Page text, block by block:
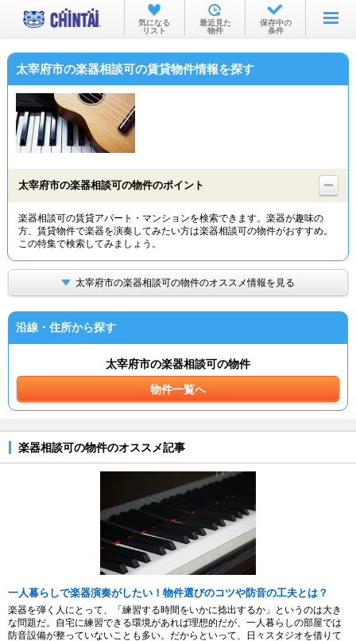
お部屋を探す
沿線・駅から
物件特集から
TOP
気になる
リスト
最近見た
物件
保存中の
条件
太宰府市の楽器相談可の賃貸物件情報を探す
太宰府市の楽器相談可の物件のポイント
楽器相談可の賃貸アパート・マンションを検索できます。楽器が趣味の
方、賃貸物件で楽器を演奏してみたい方は楽器相談可の物件がおすすめ。
この特集で検索してみましょう。
太宰府市の楽器相談可の物件のオススメ情報を見る
沿線・住所から探す
太宰府市の楽器相談可の物件
物件一覧へ
楽器相談可の物件のオススメ記事
一人暮らしで楽器演奏がしたい！物件選びのコツや防音の工夫とは？
楽器を弾く人にとって、「練習する時間をいかに捻出するか」というのは大き
な問題だ。自宅に練習できる環境があれば理想的だが、一人暮らしの部屋では
防音設備が整っていないことも多い。だからといって、日々スタジオを借りて